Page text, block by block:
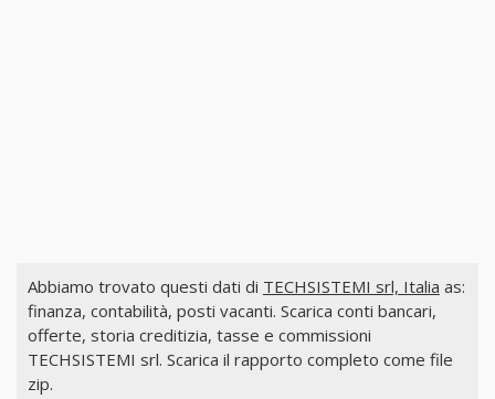
Abbiamo trovato questi dati di TECHSISTEMI srl, Italia as:
finanza, contabilità, posti vacanti. Scarica conti bancari,
offerte, storia creditizia, tasse e commissioni
TECHSISTEMI srl. Scarica il rapporto completo come file
zip.